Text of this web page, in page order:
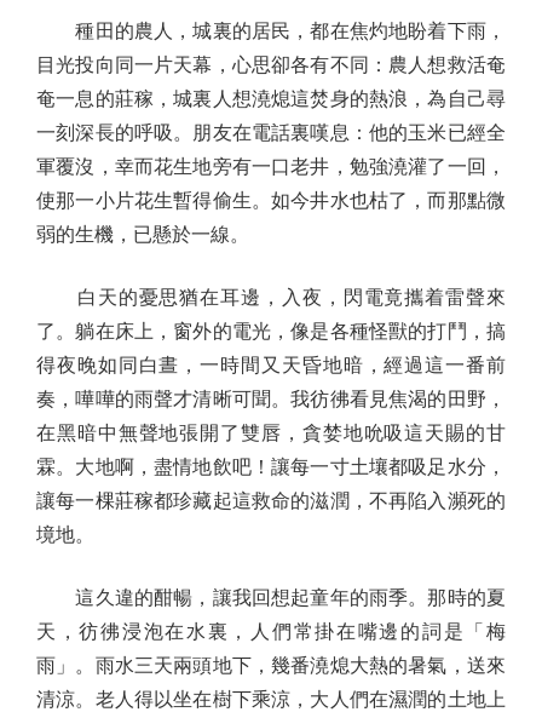
種田的農人，城裏的居民，都在焦灼地盼着下雨，
目光投向同一片天幕，心思卻各有不同：農人想救活奄
奄一息的莊稼，城裏人想澆熄這焚身的熱浪，為自己尋
一刻深長的呼吸。朋友在電話裏嘆息：他的玉米已經全
軍覆沒，幸而花生地旁有一口老井，勉強澆灌了一回，
使那一小片花生暫得偷生。如今井水也枯了，而那點微
弱的生機，已懸於一線。
白天的憂思猶在耳邊，入夜，閃電竟攜着雷聲來
了。躺在床上，窗外的電光，像是各種怪獸的打鬥，搞
得夜晚如同白晝，一時間又天昏地暗，經過這一番前
奏，嘩嘩的雨聲才清晰可聞。我彷彿看見焦渴的田野，
在黑暗中無聲地張開了雙唇，貪婪地吮吸這天賜的甘
霖。大地啊，盡情地飲吧！讓每一寸土壤都吸足水分，
讓每一棵莊稼都珍藏起這救命的滋潤，不再陷入瀕死的
境地。
這久違的酣暢，讓我回想起童年的雨季。那時的夏
天，彷彿浸泡在水裏，人們常掛在嘴邊的詞是「梅
雨」。雨水三天兩頭地下，幾番澆熄大熱的暑氣，送來
清涼。老人得以坐在樹下乘涼，大人們在濕潤的土地上